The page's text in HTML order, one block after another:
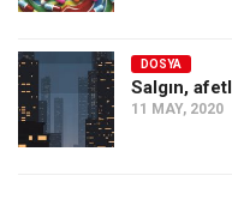
DOSYA
Salgın,
11 MAY, 2020